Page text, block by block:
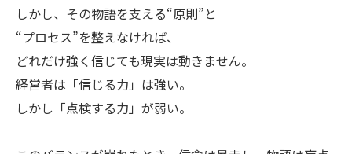
しかし、その物語を支える“原則”と
“プロセス”を整えなければ、
どれだけ強く信じても現実は動きません。
経営者は「信じる力」は強い。
しかし「点検する力」が弱い。